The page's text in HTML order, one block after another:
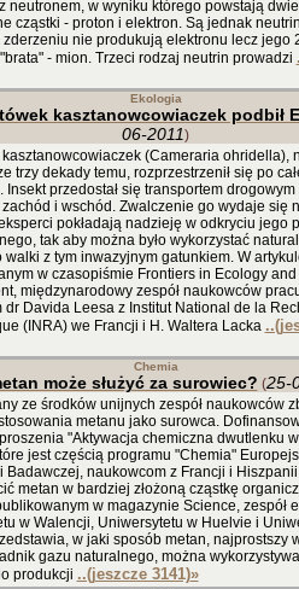
neutronem, w wyniku którego powstają dwie
cząstki - proton i elektron. Są jednak
nie produkują elektronu lecz jego
- mion. Trzeci rodzaj neutrin prowadzi
Ekologia
kasztanowcowiaczek podbił
06-2011)
(Cameraria ohridella),
trzy dekady temu, rozprzestrzenił się po
Insekt przedostał się transportem
zachód i wschód. Zwalczenie go wydaje się
pokładają nadzieję w odkryciu jego
tak aby można było wykorzystać
walki z tym inwazyjnym gatunkiem. W
w czasopiśmie Frontiers in Ecology and
międzynarodowy zespół naukowców
dr Davida Leesa z Institut National de la
(INRA) we Francji i H. Waltera Lacka
Chemia
może służyć za surowiec? (25-
ze środków unijnych zespół naukowców
metanu jako surowca.
"Aktywacja chemiczna dwutlenku
jest częścią programu "Chemia"
Badawczej, naukowcom z Francji i Hiszpanii
metan w bardziej złożoną cząstkę
w magazynie Science, zespół
w Walencji, Uniwersytetu w Huelvie i
w jaki sposób metan, najprostszy
gazu naturalnego, można
produkcji ..(jeszcze 3141)»